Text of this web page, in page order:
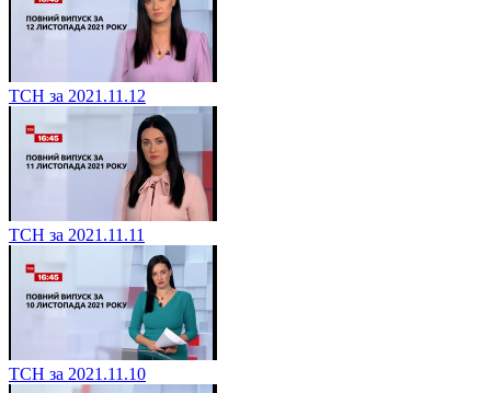
ТСН за 2021.11.12
ТСН за 2021.11.11
ТСН за 2021.11.10